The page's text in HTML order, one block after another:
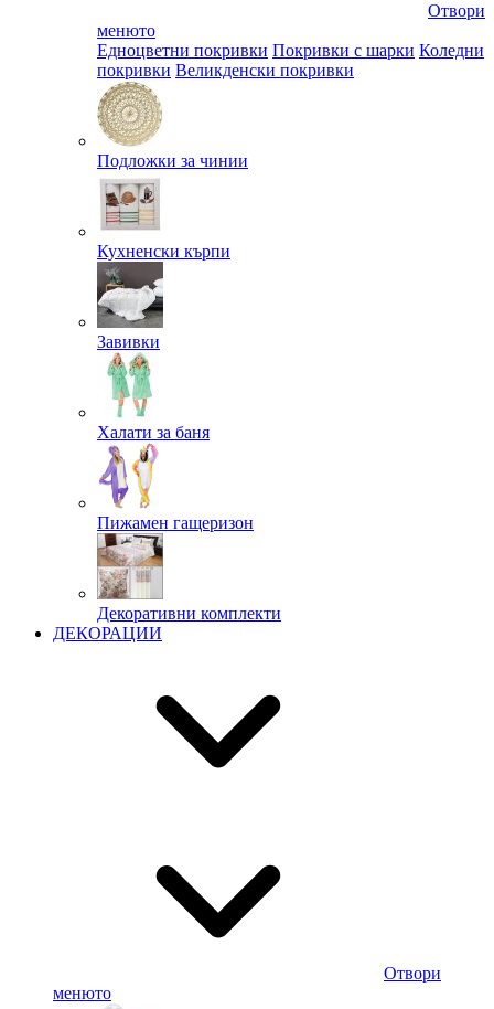
Отвори
менюто
Едноцветни покривки Покривки с шарки Коледни
покривки Великденски покривки
Подложки за чинии
Кухненски кърпи
Завивки
Халати за баня
Пижамен гащеризон
Декоративни комплекти
ДЕКОРАЦИИ
Отвори
менюто